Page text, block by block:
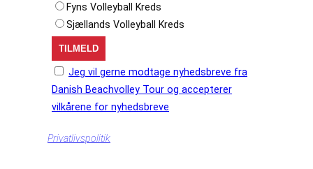
Fyns Volleyball Kreds
Sjællands Volleyball Kreds
Jeg vil gerne modtage nyhedsbreve fra
Danish Beachvolley Tour og accepterer
vilkårene for nyhedsbreve
Privatlivspolitik